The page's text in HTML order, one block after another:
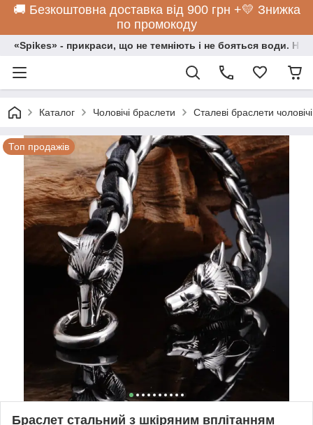
🚚 Безкоштовна доставка від 900 грн +💛 Знижка
по промокоду
«Spikes» - прикраси, що не темніють і не бояться води.
Каталог Чоловічі браслети Сталеві браслети чоловічі
Топ продажів
Браслет стальний з шкіряним вплітанням